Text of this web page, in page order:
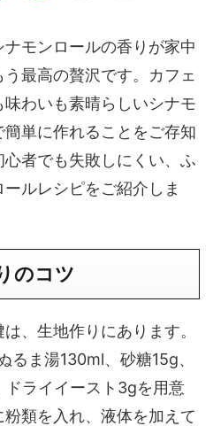
モンロールの香りが家中
最高の贅沢です。カフェ
わいも素晴らしいシナモ
単に作れることをご存知
者でも失敗しにくい、ふ
ルレシピをご紹介しま
のコツ
、生地作りにあります。
ま湯130ml、砂糖15g、
ライイースト3gを用意
類を入れ、液体を加えて